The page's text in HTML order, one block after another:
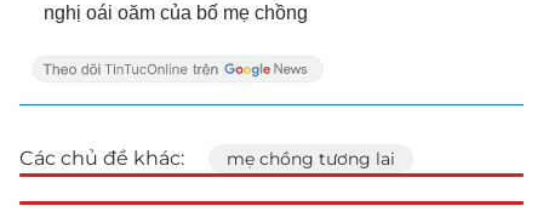
nghị oái oăm của bố mẹ chồng
Các chủ đề khác: mẹ chồng tương lai